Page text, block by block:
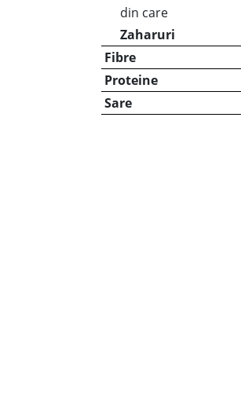
din care
Zaharuri
Fibre
Proteine
Sare